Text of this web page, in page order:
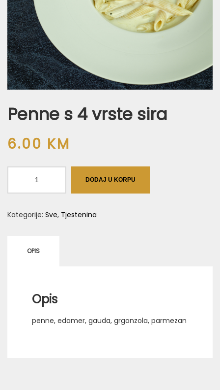
Penne s 4 vrste sira
6.00 KM
vrste
količina
DODAJ U KORPU
Kategorije: Sve, Tjestenina
OPIS
Opis
penne, edamer, gauda, grgonzola, parmezan